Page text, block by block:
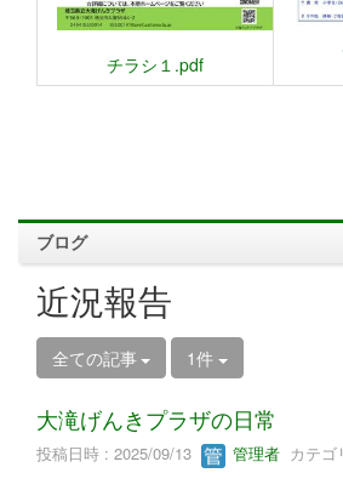
チラシ１.pdf
ブログ
近況報告
全ての記事 1件
大滝げんきプラザの日常
投稿日時 : 2025/09/13 管理者 カテゴ